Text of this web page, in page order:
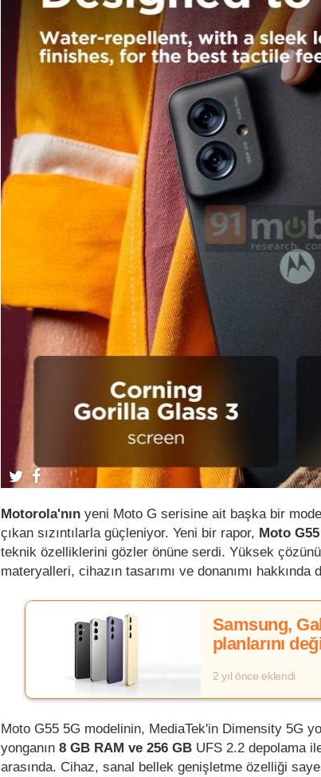
Motorola'nın yeni Moto G serisine ait başka bir
çıkan sızıntılarla güçleniyor. Yeni bir rapor, Moto
teknik özelliklerini gözler önüne serdi. Yüksek
materyalleri, cihazın tasarımı ve donanımı hakkında
Samsung,
planlarını
2 yıl önce eklendi
Moto G55 5G modelinin, MediaTek'in Dimensity 5G
yonganın 8 GB RAM ve 256 GB UFS 2.2 depolama
arasında. Cihaz, sanal bellek genişletme özelliği